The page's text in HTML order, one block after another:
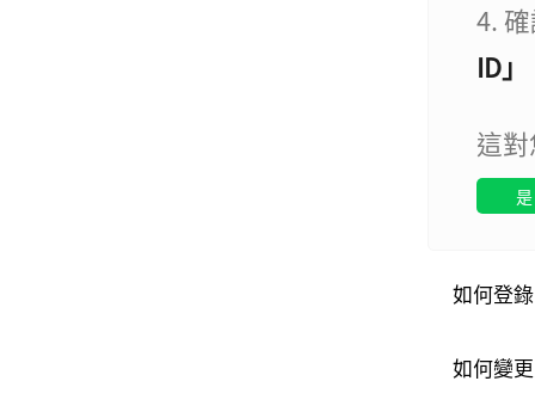
4.
ID」
這
是
如何登
如何變